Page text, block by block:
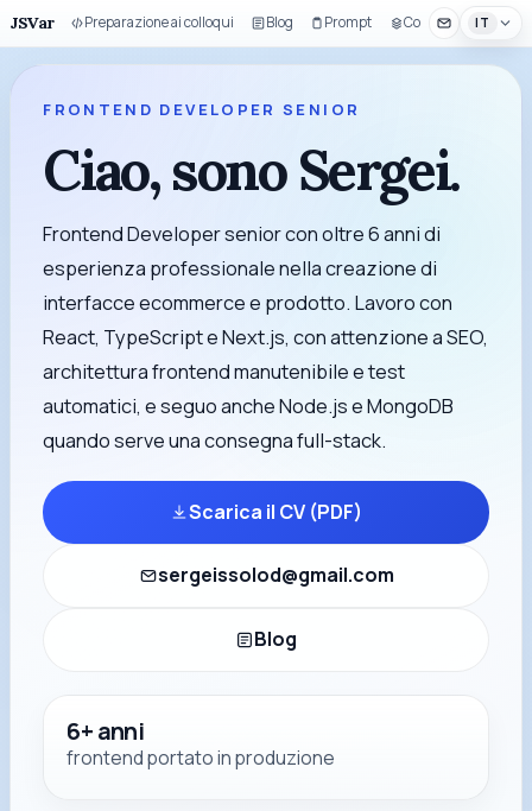
JSVar Preparazione ai colloqui Blog Prompt Componenti UI
IT
FRONTEND DEVELOPER SENIOR
Ciao, sono Sergei.
Frontend Developer senior con oltre 6 anni di
esperienza professionale nella creazione di
interfacce ecommerce e prodotto. Lavoro con
React, TypeScript e Next.js, con attenzione a SEO,
architettura frontend manutenibile e test
automatici, e seguo anche Node.js e MongoDB
quando serve una consegna full-stack.
Scarica il CV (PDF)
sergeissolod@gmail.com
Blog
6+ anni
frontend portato in produzione